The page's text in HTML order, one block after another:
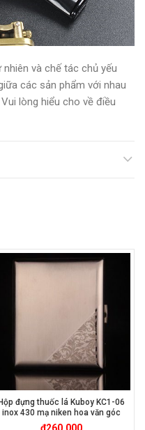
và chế tác chủ yếu
các sản phẩm với nhau
lòng hiểu cho về điều
Hộp đựng thuốc lá Kuboy KC1-06
inox 430 mạ niken hoa văn góc